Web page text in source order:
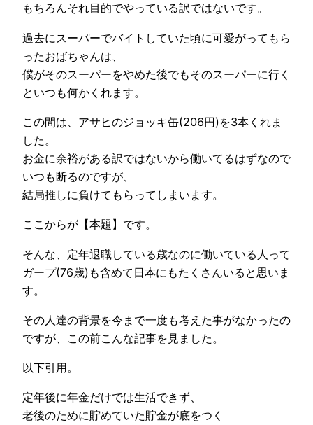
もちろんそれ目的でやっている訳ではないです。
過去にスーパーでバイトしていた頃に可愛がってもら
ったおばちゃんは、
僕がそのスーパーをやめた後でもそのスーパーに行く
といつも何かくれます。
この間は、アサヒのジョッキ缶(206円)を3本くれま
した。
お金に余裕がある訳ではないから働いてるはずなので
いつも断るのですが、
結局推しに負けてもらってしまいます。
ここからが【本題】です。
そんな、定年退職している歳なのに働いている人って
ガープ(76歳)も含めて日本にもたくさんいると思いま
す。
その人達の背景を今まで一度も考えた事がなかったの
ですが、この前こんな記事を見ました。
以下引用。
定年後に年金だけでは生活できず、
老後のために貯めていた貯金が底をつく